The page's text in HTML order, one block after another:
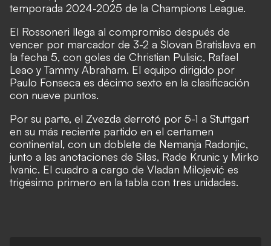
temporada 2024-2025 de la Champions League.
El Rossoneri llega al compromiso después de
vencer por marcador de 3-2 a Slovan Bratislava en
la fecha 5, con goles de Christian Pulisic, Rafael
Leao y Tammy Abraham. El equipo dirigido por
Paulo Fonseca es décimo sexto en la clasificación
con nueve puntos.
Por su parte, el Zvezda derrotó por 5-1 a Stuttgart
en su más reciente partido en el certamen
continental, con un doblete de Nemanja Radonjic,
junto a las anotaciones de Silas, Rade Krunic y Mirko
Ivanic. El cuadro a cargo de Vladan Milojević es
trigésimo primero en la tabla con tres unidades.